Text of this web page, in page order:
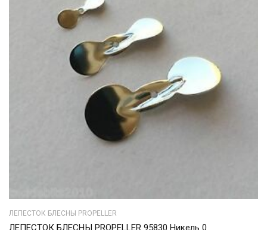
ЛЕПЕСТОК БЛЕСНЫ PROPELLER